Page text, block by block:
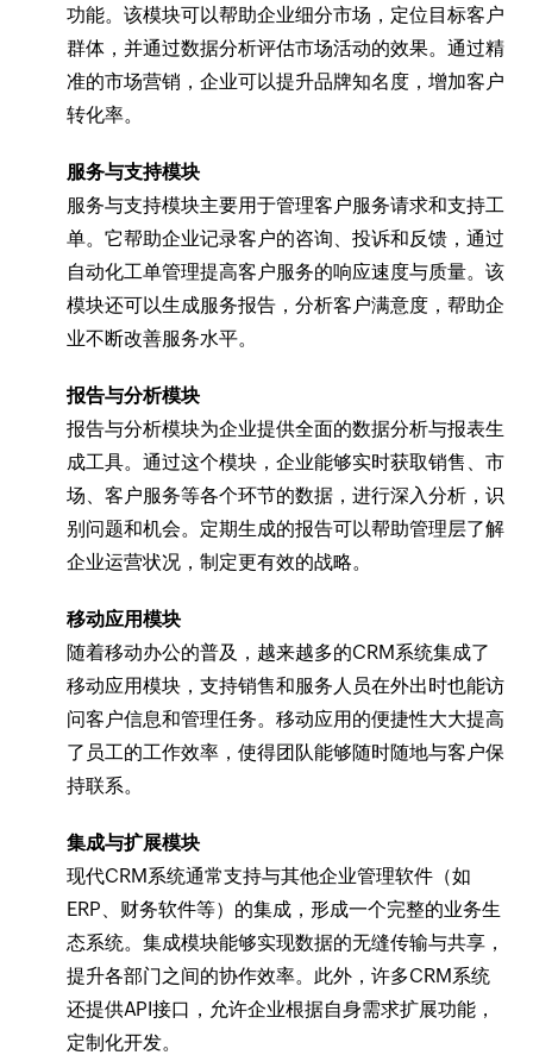
功能。该模块可以帮助企业细分市场，定位目标客户
群体，并通过数据分析评估市场活动的效果。通过精
准的市场营销，企业可以提升品牌知名度，增加客户
转化率。
服务与支持模块
服务与支持模块主要用于管理客户服务请求和支持工
单。它帮助企业记录客户的咨询、投诉和反馈，通过
自动化工单管理提高客户服务的响应速度与质量。该
模块还可以生成服务报告，分析客户满意度，帮助企
业不断改善服务水平。
报告与分析模块
报告与分析模块为企业提供全面的数据分析与报表生
成工具。通过这个模块，企业能够实时获取销售、市
场、客户服务等各个环节的数据，进行深入分析，识
别问题和机会。定期生成的报告可以帮助管理层了解
企业运营状况，制定更有效的战略。
移动应用模块
随着移动办公的普及，越来越多的CRM系统集成了
移动应用模块，支持销售和服务人员在外出时也能访
问客户信息和管理任务。移动应用的便捷性大大提高
了员工的工作效率，使得团队能够随时随地与客户保
持联系。
集成与扩展模块
现代CRM系统通常支持与其他企业管理软件（如
ERP、财务软件等）的集成，形成一个完整的业务生
态系统。集成模块能够实现数据的无缝传输与共享，
提升各部门之间的协作效率。此外，许多CRM系统
还提供API接口，允许企业根据自身需求扩展功能，
定制化开发。